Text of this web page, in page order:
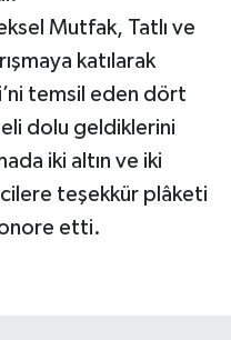
Mutfak, Tatlı ve
katılarak
temsil eden dört
dolu geldiklerini
iki altın ve iki
teşekkür plâketi
etti.